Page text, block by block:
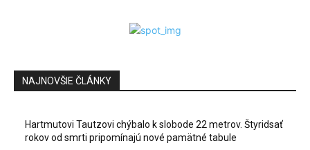
NAJNOVŠIE ČLÁNKY
Hartmutovi Tautzovi chýbalo k slobode 22 metrov. Štyridsať
rokov od smrti pripomínajú nové pamätné tabule